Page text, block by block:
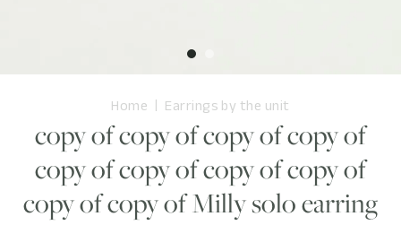
Home Earrings by the unit
copy of copy of copy of copy of
copy of copy of copy of copy of
copy of copy of Milly solo earring